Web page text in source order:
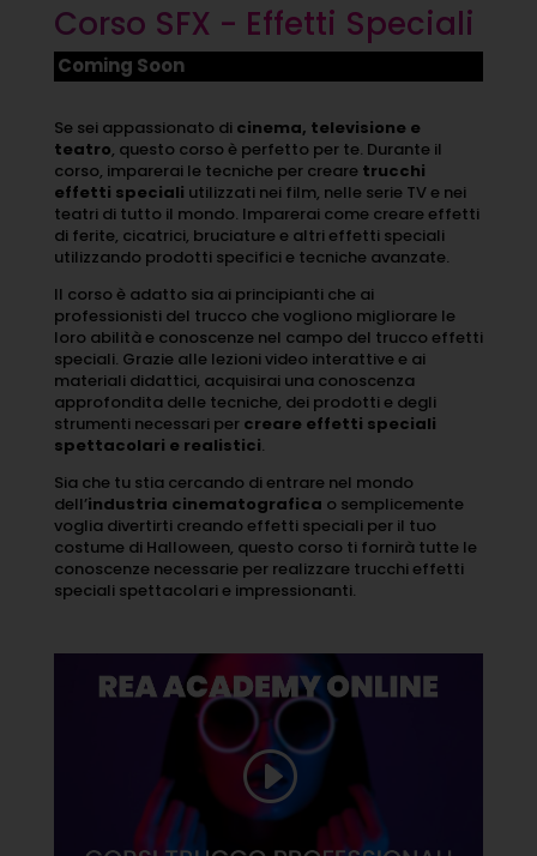
Corso SFX - Effetti Speciali
Coming Soon
Se sei appassionato di cinema, televisione e
teatro, questo corso è perfetto per te. Durante il
corso, imparerai le tecniche per creare trucchi
effetti speciali utilizzati nei film, nelle serie TV e nei
teatri di tutto il mondo. Imparerai come creare effetti
di ferite, cicatrici, bruciature e altri effetti speciali
utilizzando prodotti specifici e tecniche avanzate.
Il corso è adatto sia ai principianti che ai
professionisti del trucco che vogliono migliorare le
loro abilità e conoscenze nel campo del trucco effetti
speciali. Grazie alle lezioni video interattive e ai
materiali didattici, acquisirai una conoscenza
approfondita delle tecniche, dei prodotti e degli
strumenti necessari per creare effetti speciali
spettacolari e realistici.
Sia che tu stia cercando di entrare nel mondo
dell’industria cinematografica o semplicemente
voglia divertirti creando effetti speciali per il tuo
costume di Halloween, questo corso ti fornirà tutte le
conoscenze necessarie per realizzare trucchi effetti
speciali spettacolari e impressionanti.